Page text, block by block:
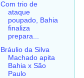
Com trio de
ataque
poupado, Bahia
finaliza
prepara...
Bráulio da Silva
Machado apita
Bahia x São
Paulo